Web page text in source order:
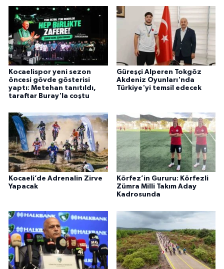
Kocaelispor yeni sezon
öncesi gövde gösterisi
yaptı: Metehan tanıtıldı,
taraftar Buray'la coştu
Güreşçi Alperen Tokgöz
Akdeniz Oyunları'nda
Türkiye'yi temsil edecek
Kocaeli’de Adrenalin Zirve
Yapacak
Körfez’in Gururu: Körfezli
Zümra Milli Takım Aday
Kadrosunda